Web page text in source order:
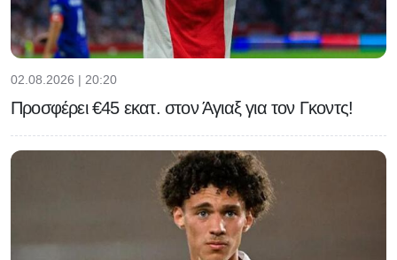
02.08.2026 | 20:20
Προσφέρει €45 εκατ. στον Άγιαξ για τον Γκοντς!